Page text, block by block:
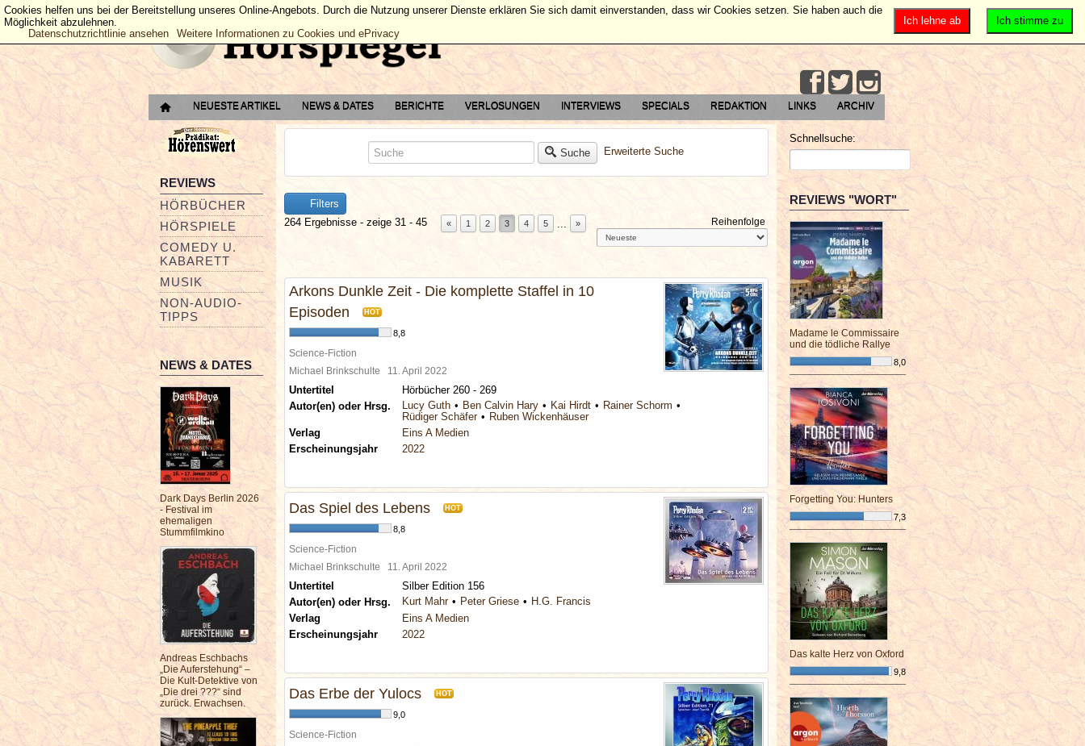
NEUESTE ARTIKEL NEWS & DATES BERICHTE VERLOSUNGEN INTERVIEWS SPECIALS REDAKTION LINKS ARCHIV
REVIEWS
HÖRBÜCHER
HÖRSPIELE
COMEDY U.
KABARETT
MUSIK
NON-AUDIO-
TIPPS
NEWS & DATES
Dark Days Berlin 2026
- Festival im
ehemaligen
Stummfilmkino
Andreas Eschbachs
„Die Auferstehung“ –
Die Kult-Detektive von
„Die drei ???“ sind
zurück. Erwachsen.
Suche Erweiterte Suche
Filters
264 Ergebnisse - zeige 31 - 45
« 1 2 3 4 5 » Reihenfolge
Arkons Dunkle Zeit - Die komplette Staffel in 10
Episoden
HOT
8,8
Science-Fiction
Michael Brinkschulte 11. April 2022
Untertitel
Hörbücher 260 - 269
Autor(en) oder Hrsg.
Lucy Guth Ben Calvin Hary Kai Hirdt
Rainer Schorm
Rüdiger Schäfer
Ruben Wickenhäuser
Verlag
Eins A Medien
Erscheinungsjahr
2022
Das Spiel des Lebens HOT
8,8
Science-Fiction
Michael Brinkschulte 11. April 2022
Untertitel
Silber Edition 156
Autor(en) oder Hrsg.
Kurt Mahr Peter Griese
H.G. Francis
Verlag
Eins A Medien
Erscheinungsjahr
2022
Das Erbe der Yulocs HOT
9,0
Science-Fiction
Schnellsuche:
REVIEWS "WORT"
Madame le Commissaire
und die tödliche Rallye
8,0
¯¯¯¯¯¯¯¯¯¯¯¯¯¯¯¯¯¯¯¯¯¯¯¯
Forgetting You: Hunters
7,3
¯¯¯¯¯¯¯¯¯¯¯¯¯¯¯¯¯¯¯¯¯¯¯¯
Das kalte Herz von Oxford
9,8
¯¯¯¯¯¯¯¯¯¯¯¯¯¯¯¯¯¯¯¯¯¯¯¯
Ich stimme zu
Ich lehne ab
Cookies helfen uns bei der Bereitstellung unseres Online-Angebots. Durch die Nutzung unserer Dienste erklären Sie sich damit einverstanden, dass wir Cookies setzen. Sie haben auch die
Möglichkeit abzulehnen.
Datenschutzrichtlinie ansehen
Weitere Informationen zu Cookies und ePrivacy